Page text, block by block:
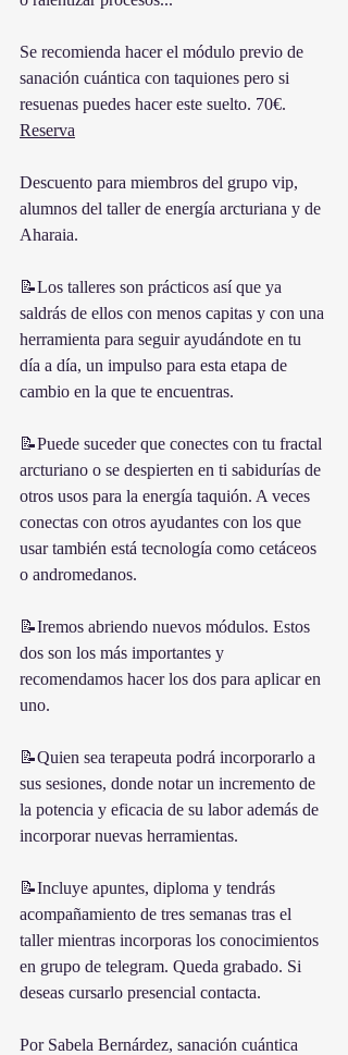
Se recomienda hacer el módulo previo de
sanación cuántica con taquiones pero si
resuenas puedes hacer este suelto. 70€.
Reserva
Descuento para miembros del grupo vip,
alumnos del taller de energía arcturiana y de
Aharaia.
📝Los talleres son prácticos así que ya
saldrás de ellos con menos capitas y con una
herramienta para seguir ayudándote en tu
día a día, un impulso para esta etapa de
cambio en la que te encuentras.
📝Puede suceder que conectes con tu fractal
arcturiano o se despierten en ti sabidurías de
otros usos para la energía taquión. A veces
conectas con otros ayudantes con los que
usar también está tecnología como cetáceos
o andromedanos.
📝Iremos abriendo nuevos módulos. Estos
dos son los más importantes y
recomendamos hacer los dos para aplicar en
uno.
📝Quien sea terapeuta podrá incorporarlo a
sus sesiones, donde notar un incremento de
la potencia y eficacia de su labor además de
incorporar nuevas herramientas.
📝Incluye apuntes, diploma y tendrás
acompañamiento de tres semanas tras el
taller mientras incorporas los conocimientos
en grupo de telegram. Queda grabado. Si
deseas cursarlo presencial contacta.
Por Sabela Bernárdez, sanación cuántica